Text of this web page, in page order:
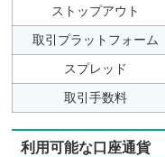
ストップアウト
取引プラットフォーム
スプレッド
取引手数料
利用可能な口座通貨